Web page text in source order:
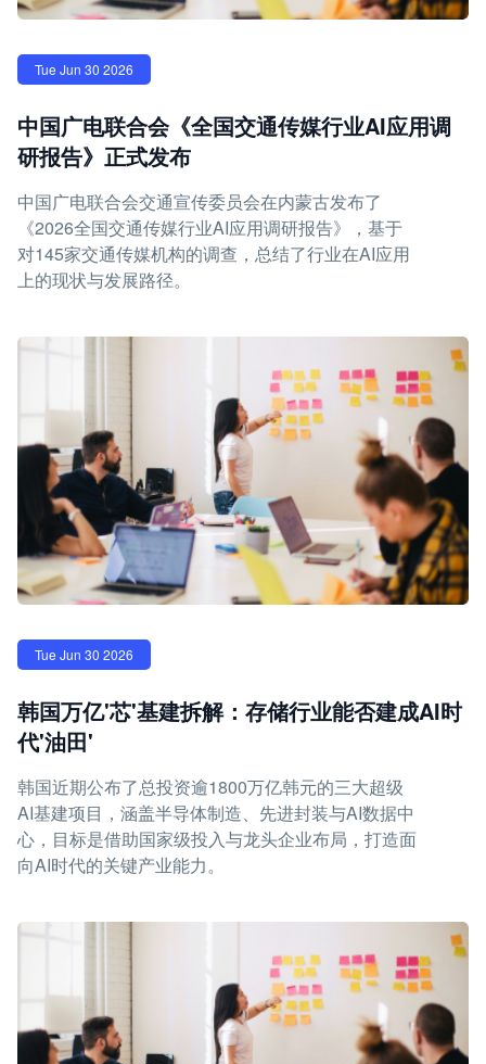
Tue Jun 30 2026
中国广电联合会《全国交通传媒行业AI应用调
研报告》正式发布
中国广电联合会交通宣传委员会在内蒙古发布了
《2026全国交通传媒行业AI应用调研报告》，基于
对145家交通传媒机构的调查，总结了行业在AI应用
上的现状与发展路径。
Tue Jun 30 2026
韩国万亿'芯'基建拆解：存储行业能否建成AI时
代'油田'
韩国近期公布了总投资逾1800万亿韩元的三大超级
AI基建项目，涵盖半导体制造、先进封装与AI数据中
心，目标是借助国家级投入与龙头企业布局，打造面
向AI时代的关键产业能力。